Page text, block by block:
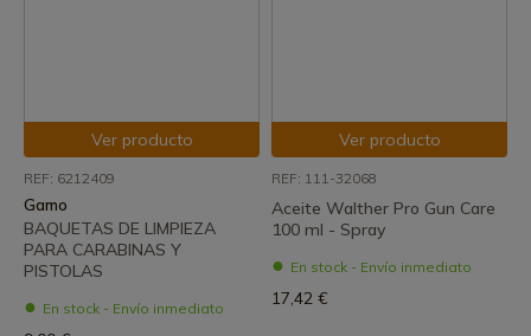
Ver producto
REF: 6212409
Gamo
BAQUETAS DE LIMPIEZA
PARA CARABINAS Y
PISTOLAS
En stock - Envío inmediato
Ver producto
REF: 111-32068
Aceite Walther Pro Gun Care
100 ml - Spray
En stock - Envío inmediato
17,42 €